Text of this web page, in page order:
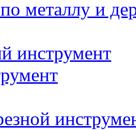
металлу и
инструмент